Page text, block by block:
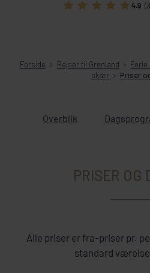
4.9
Forside Rejser til Grønland Ferie
skær
Priser
Overblik
PRISER OG
Alle priser er fra-priser pr.
standard